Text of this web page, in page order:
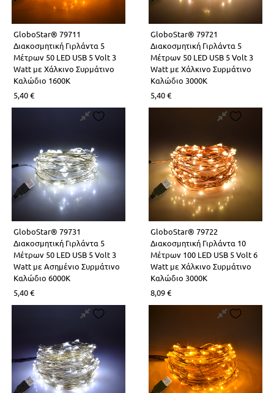
GloboStar® 79711
Διακοσμητική Γιρλάντα 5
Μέτρων 50 LED USB 5 Volt 3
Watt με Χάλκινο Συρμάτινο
Καλώδιο 1600K
5,40€
GloboStar® 79721
Διακοσμητική Γιρλάντα 5
Μέτρων 50 LED USB 5 Volt 3
Watt με Χάλκινο Συρμάτινο
Καλώδιο 3000K
5,40€
GloboStar® 79731
Διακοσμητική Γιρλάντα 5
Μέτρων 50 LED USB 5 Volt 3
Watt με Ασημένιο Συρμάτινο
Καλώδιο 6000K
5,40€
GloboStar® 79722
Διακοσμητική Γιρλάντα 10
Μέτρων 100 LED USB 5 Volt 6
Watt με Χάλκινο Συρμάτινο
Καλώδιο 3000K
8,09€